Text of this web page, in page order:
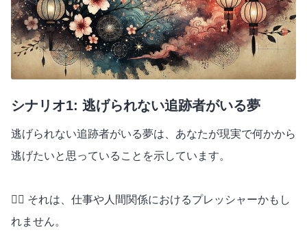
シナリオ1: 逃げられない追跡者がいる夢
逃げられない追跡者がいる夢は、あなたが現実で何かから
逃げたいと思っていることを示しています。
🕵️‍♂️ それは、仕事や人間関係におけるプレッシャーかもし
れません。